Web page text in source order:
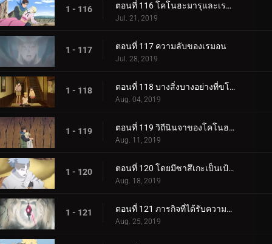
1 - 116 ตอนที่ 116 โคโนฮะมารุและเรมอน
Jul. 21, 2019
1 - 117 ตอนที่ 117 ความลับของเรมอน
Jul. 28, 2019
1 - 118 ตอนที่ 118 บางสิ่งบางอย่างที่ขโมยความทรงจำ
Aug. 04, 2019
1 - 119 ตอนที่ 119 วิถีนินจาของโคโนฮะมารุ
Aug. 11, 2019
1 - 120 ตอนที่ 120 โดยมีซาสึเกะเป็นเป้าหมาย
Aug. 18, 2019
1 - 121 ตอนที่ 121 ภารกิจที่ได้รับความไว้วางใจ: ปกป้อง One Tails!
Aug. 25, 2019